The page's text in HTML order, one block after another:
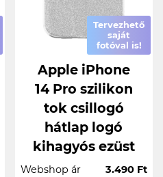
Tervezhető
saját
fotóval is!
Apple iPhone
14 Pro szilikon
tok csillogó
hátlap logó
kihagyós ezüst
Webshop ár
3.490 Ft